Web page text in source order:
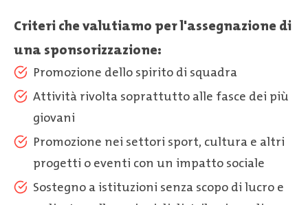
Criteri che valutiamo per l'assegnazione di
una sponsorizzazione:
Promozione dello spirito di squadra
Attività rivolta soprattutto alle fasce dei più
giovani
Promozione nei settori sport, cultura e altri
progetti o eventi con un impatto sociale
Sostegno a istituzioni senza scopo di lucro e